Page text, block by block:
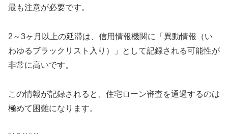
最も注意が必要です。
2～3ヶ月以上の延滞は、信用情報機関に「異動情報（い
わゆるブラックリスト入り）」として記録される可能性が
非常に高いです。
この情報が記録されると、住宅ローン審査を通過するのは
極めて困難になります。